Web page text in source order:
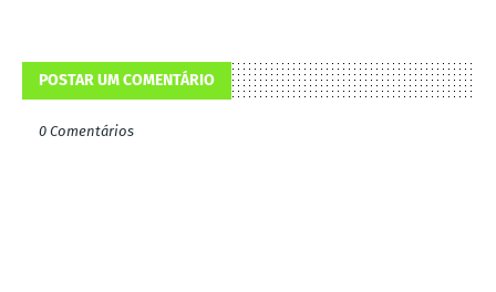
POSTAR UM COMENTÁRIO
0 Comentários